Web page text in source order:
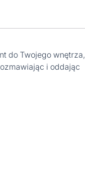
do Twojego wnętrza,
i oddając